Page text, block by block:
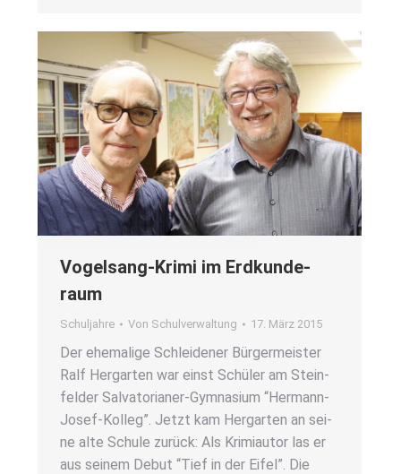
Vogel­sang-Kri­mi im Erd­kun­de­
raum
Schuljahre Von Schulverwaltung 17. März 2015
Der ehe­ma­li­ge Schlei­de­ner Bür­ger­meis­ter
Ralf Her­gar­ten war einst Schü­ler am Stein­
fel­der Sal­­va­­to­ria­­ner-Gym­na­­si­um “Her­­mann-
Josef-Kol­­leg”. Jetzt kam Her­gar­ten an sei­
ne alte Schu­le zurück: Als Kri­mi­au­tor las er
aus sei­nem Debut “Tief in der Eifel”. Die